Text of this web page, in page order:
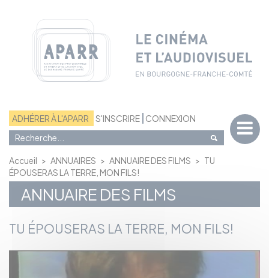
ADHÉRER À L'APARR S'INSCRIRE CONNEXION
Accueil > ANNUAIRES > ANNUAIRE DES FILMS > TU
ÉPOUSERAS LA TERRE, MON FILS!
ANNUAIRE DES FILMS
TU ÉPOUSERAS LA TERRE, MON FILS!